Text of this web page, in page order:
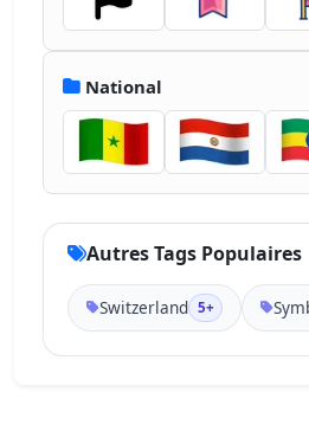
National
Autres Tags Populaires
Switzerland 5+